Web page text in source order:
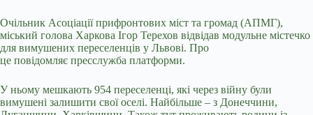
Очільник Асоціації прифронтових міст та громад (АПМГ),
міський голова Харкова Ігор Терехов відвідав модульне містечко
для вимушених переселенців у Львові. Про
це повідомляє пресслужба платформи.
У ньому мешкають 954 переселенці, які через війну були
вимушені залишити свої оселі. Найбільше – з Донеччини,